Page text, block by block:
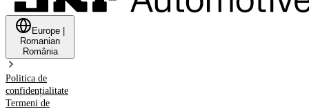
Europe
Romanian
România
Politica de
confidențialitate
Termeni de